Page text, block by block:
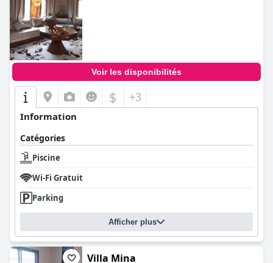
Voir les disponibilités
$ +3
Information
Catégories
Piscine
Wi-Fi Gratuit
Parking
Afficher plus
Villa Mina